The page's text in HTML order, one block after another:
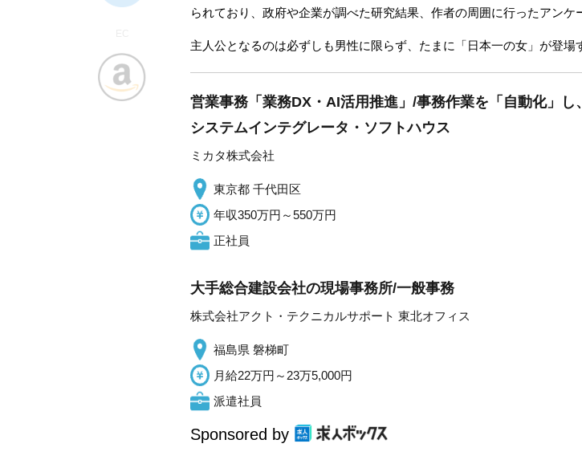
られており、政府や企業が調べた研究結果、作者の周囲に行ったアンケ
主人公となるのは必ずしも男性に限らず、たまに「日本一の女」が登場
営業事務「業務DX・AI活用推進」/事務作業を「自動化」
システムインテグレータ・ソフトハウス
ミカタ株式会社
東京都 千代田区
年収350万円～550万円
正社員
大手総合建設会社の現場事務所/一般事務
株式会社アクト・テクニカルサポート 東北オフィス
福島県 磐梯町
月給22万円～23万5,000円
派遣社員
Sponsored by